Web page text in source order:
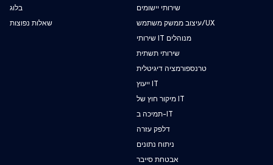
בלוג
שאלות נפוצות
שירותי יישומים
עיצוב ממשק משתמש/UX
שירותי IT מנוהלים
שירותי תשתית
טרנספורמציה דיגיטלית
תמיכה ב-IT
דלפק עזרה
ניתוח נתונים
אבטחת סייבר